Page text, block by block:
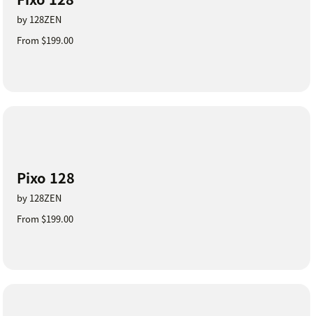
by 128ZEN
From $199.00
Pixo 128
by 128ZEN
From $199.00